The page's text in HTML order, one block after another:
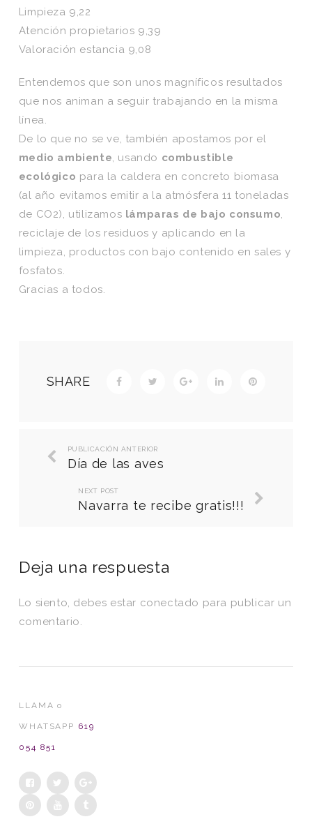
Limpieza 9,22
Atención propietarios 9,39
Valoración estancia 9,08
Entendemos que son unos magníficos resultados
que nos animan a seguir trabajando en la misma
línea.
De lo que no se ve, también apostamos por el
medio ambiente, usando combustible
ecológico para la caldera en concreto biomasa
(al año evitamos emitir a la atmósfera 11 toneladas
de CO2), utilizamos lámparas de bajo consumo,
reciclaje de los residuos y aplicando en la
limpieza, productos con bajo contenido en sales y
fosfatos.
Gracias a todos.
SHARE
PUBLICACIÓN ANTERIOR
Día de las aves
NEXT POST
Navarra te recibe gratis!!!
Deja una respuesta
Lo siento, debes estar conectado para publicar un
comentario.
LLAMA o
WHATSAPP 619
054 851